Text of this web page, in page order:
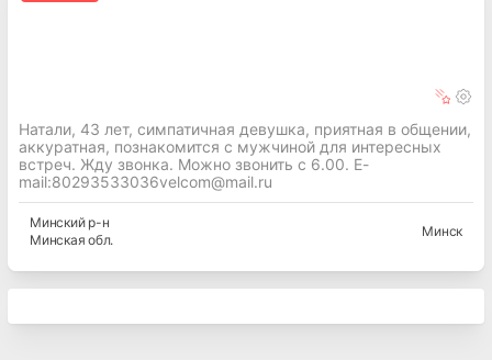
Натали, 43 лет, симпатичная девушка, приятная в общении,
аккуратная, познакомится с мужчиной для интересных
встреч. Жду звонка. Можно звонить с 6.00. E-
mail:80293533036velcom@mail.ru
Минскийр-н
Минская обл.
Минск